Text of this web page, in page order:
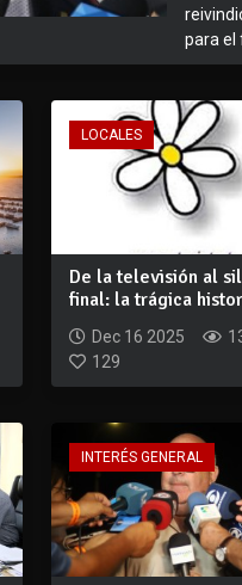
para el
LOCALES
De la televisión al
final: la trágica
Dec 16 2025
129
INTERÉS GENERAL